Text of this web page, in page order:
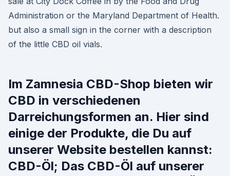
Administration or the Maryland Department of Health.
but also a small sign in the corner with a description
of the little CBD oil vials.
Im Zamnesia CBD-Shop bieten wir
CBD in verschiedenen
Darreichungsformen an. Hier sind
einige der Produkte, die Du auf
unserer Website bestellen kannst:
CBD-Öl; Das CBD-Öl auf unserer